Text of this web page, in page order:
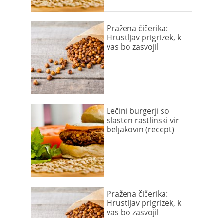
Pražena čičerika:
Hrustljav prigrizek, ki
vas bo zasvojil
Lečini burgerji so
slasten rastlinski vir
beljakovin (recept)
Pražena čičerika:
Hrustljav prigrizek, ki
vas bo zasvojil